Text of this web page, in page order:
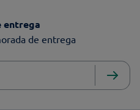
entrega
de entrega